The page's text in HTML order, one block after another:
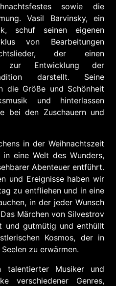
sowie die
Vasil Barvinsky, ein
schuf seinen eigenen
von Bearbeitungen
der einen
zur Entwicklung der
darstellt. Seine
die Größe und Schönheit
und hinterlassen
bei den Zuschauern und
in der Weihnachtszeit
eine Welt des Wunders,
Abenteuer entführt.
und Ereignisse haben wir
zu entfliehen und in eine
in der jeder Wunsch
Märchen von Silvestrov
und gutmütig und enthüllt
Kosmos, der in
zu erwärmen.
talentierter Musiker und
verschiedener Genres,